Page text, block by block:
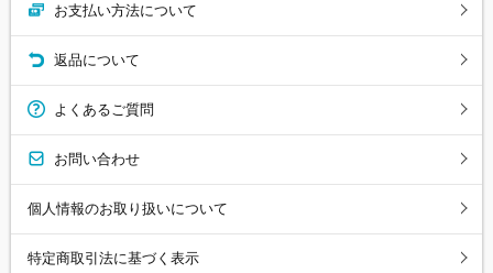
お支払い方法について
返品について
よくあるご質問
お問い合わせ
個人情報のお取り扱いについて
特定商取引法に基づく表示